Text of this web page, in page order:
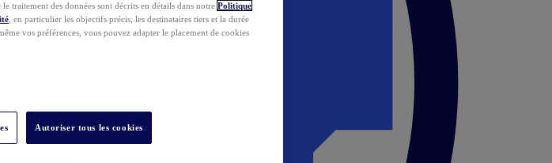
traitement des données sont décrits en détails dans notre Politique
, en particulier les objectifs précis, les destinataires tiers et la durée
vos préférences, vous pouvez adapter le placement de cookies
Autoriser tous les cookies